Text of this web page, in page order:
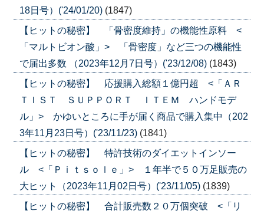
18日号）('24/01/20) (1847)
【ヒットの秘密】 「骨密度維持」の機能性原料 <
「マルトビオン酸」> 「骨密度」など三つの機能性
で届出多数 （2023年12月7日号）('23/12/08) (1843)
【ヒットの秘密】 応援購入総額１億円超 <「ＡＲ
ＴＩＳＴ ＳＵＰＰＯＲＴ ＩＴＥＭ ハンドモデ
ル」> かゆいところに手が届く商品で購入集中（202
3年11月23日号）('23/11/23) (1841)
【ヒットの秘密】 特許技術のダイエットインソー
ル <「Ｐｉｔｓｏｌｅ」> １年半で５０万足販売の
大ヒット（2023年11月02日号）('23/11/05) (1839)
【ヒットの秘密】 合計販売数２０万個突破 <「リ